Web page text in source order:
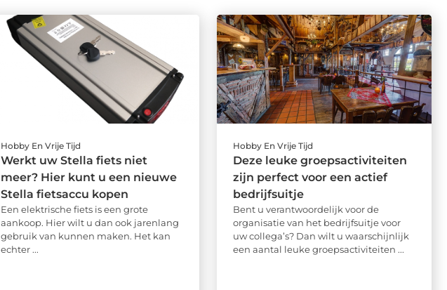
Hobby En Vrije Tijd
Werkt uw Stella fiets niet
meer? Hier kunt u een nieuwe
Stella fietsaccu kopen
Een elektrische fiets is een grote
aankoop. Hier wilt u dan ook jarenlang
gebruik van kunnen maken. Het kan
echter ...
Hobby En Vrije Tijd
Deze leuke groepsactiviteiten
zijn perfect voor een actief
bedrijfsuitje
Bent u verantwoordelijk voor de
organisatie van het bedrijfsuitje voor
uw collega’s? Dan wilt u waarschijnlijk
een aantal leuke groepsactiviteiten ...